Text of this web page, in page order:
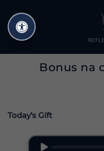
do
treści
Bonus na
Today’s Gift